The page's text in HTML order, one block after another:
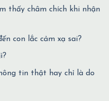
thấy châm chích khi nhận
con lắc cảm xạ sai?
tin thật hay chỉ là do